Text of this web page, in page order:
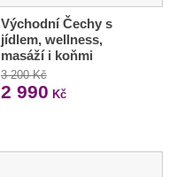
Východní Čechy s
jídlem, wellness,
masáží i koňmi
3 200 Kč
2 990 Kč